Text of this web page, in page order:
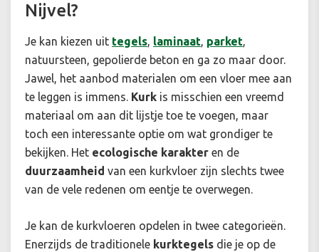
Nijvel?
Je kan kiezen uit tegels, laminaat, parket,
natuursteen, gepolierde beton en ga zo maar door.
Jawel, het aanbod materialen om een vloer mee aan
te leggen is immens. Kurk is misschien een vreemd
materiaal om aan dit lijstje toe te voegen, maar
toch een interessante optie om wat grondiger te
bekijken. Het ecologische karakter en de
duurzaamheid van een kurkvloer zijn slechts twee
van de vele redenen om eentje te overwegen.
Je kan de kurkvloeren opdelen in twee categorieën.
Enerzijds de traditionele kurktegels die je op de